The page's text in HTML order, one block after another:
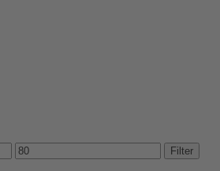
Max.
Preis
Filter